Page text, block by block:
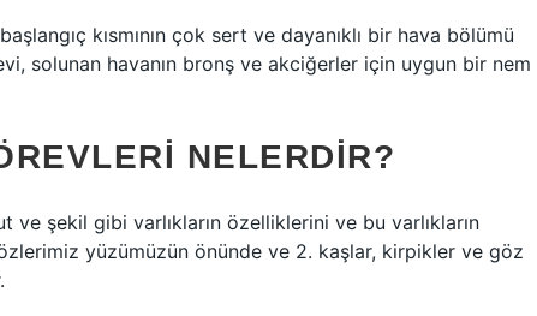
​​kısmının çok sert ve dayanıklı bir hava bölümü
solunan havanın bronş ve akciğerler için uygun bir nem
NELERDIR?
ve şekil gibi varlıkların özelliklerini ve bu varlıkların
yüzümüzün önünde ve 2. kaşlar, kirpikler ve göz